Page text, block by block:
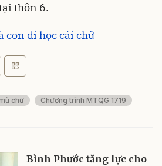
thôn 6.
con đi học cái chữ
chữ Chương trình MTQG 1719
Bình Phước tăng lực cho